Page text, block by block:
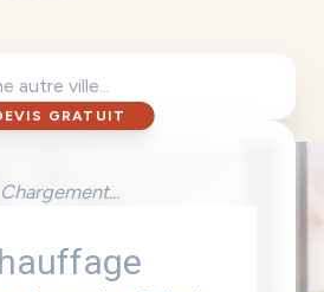
GRATUIT
Chargement...